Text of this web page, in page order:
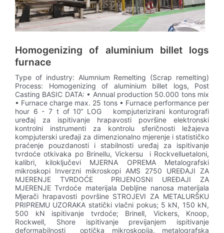
Homogenizing of aluminium billet logs
furnace
Type of industry: Alumnium Remelting (Scrap remelting)
Process: Homogenizing of aluminium billet logs, Post
Casting BASIC DATA: • Annual production 50.000 tons mix
• Furnace charge max. 25 tons • Furnace performance per
hour 6 - 7 t of 10“ LOG kompjuterizirani konturografi
uređaj za ispitivanje hrapavosti površine elektronski
kontrolni instrumenti za kontrolu sferičnosti ležajeva
kompjuterski uređaji za dimenzionalno mjerenje i statističko
praćenje pouzdanosti i stabilnosti uređaj za ispitivanje
tvrdoće otkivaka po Brinellu, Vickersu i Rockvelluetaloni,
kalibri, kiloključevi MJERNA OPREMA Metalografski
mikroskopi Inverzni mikroskopi AMS 2750 UREĐAJI ZA
MJERENJE TVRDOĆE PRIJENOSNI UREĐAJI ZA
MJERENJE Tvrdoće materijala Debljine nanosa materijala
Mjerači hrapavosti površine STROJEVI ZA METALURŠKU
PRIPREMU UZORAKA statički vlačni pokus; 5 kN, 150 kN,
500 kN ispitivanje tvrdoće; Brinell, Vickers, Knoop,
Rockwell, Shore ispitivanje previjanjem ispitivanje
deformabilnosti optička mikroskopija, metalografska